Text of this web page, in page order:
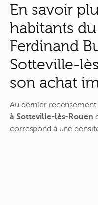
En savoir
habitants
Ferdinand
Sotteville-
son achat
Au dernier
à Sotteville-lès-Rouen
correspond à une